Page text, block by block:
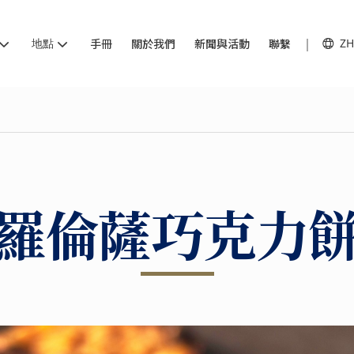
地點 手冊 關於我們 新聞與活動 聯繫
倫薩巧克力